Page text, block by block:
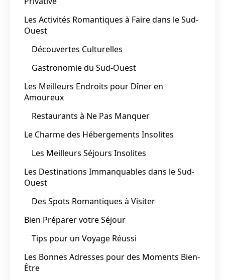
Les Activités Romantiques à Faire dans le Sud-
Ouest
Découvertes Culturelles
Gastronomie du Sud-Ouest
Les Meilleurs Endroits pour Dîner en
Amoureux
Restaurants à Ne Pas Manquer
Le Charme des Hébergements Insolites
Les Meilleurs Séjours Insolites
Les Destinations Immanquables dans le Sud-
Ouest
Des Spots Romantiques à Visiter
Bien Préparer votre Séjour
Tips pour un Voyage Réussi
Les Bonnes Adresses pour des Moments Bien-
Être